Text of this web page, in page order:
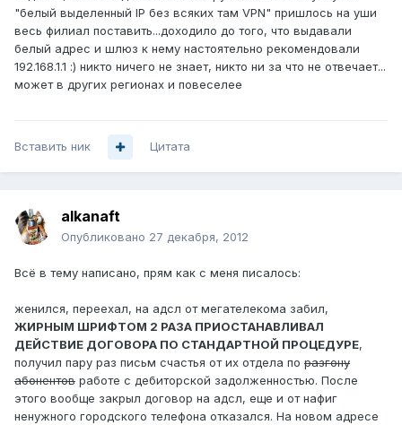
"белый выделенный IP без всяких там VPN" пришлось на уши
весь филиал поставить...доходило до того, что выдавали
белый адрес и шлюз к нему настоятельно рекомендовали
192.168.1.1 :) никто ничего не знает, никто ни за что не отвечает...
может в других регионах и повеселее
Вставить ник Цитата
alkanaft
Опубликовано 27 декабря, 2012
Всё в тему написано, прям как с меня писалось:
женился, переехал, на адсл от мегателекома забил,
ЖИРНЫМ ШРИФТОМ 2 РАЗА ПРИОСТАНАВЛИВАЛ
ДЕЙСТВИЕ ДОГОВОРА ПО СТАНДАРТНОЙ ПРОЦЕДУРЕ,
получил пару раз письм счастья от их отдела по разгону
абонентов работе с дебиторской задолженностью. После
этого вообще закрыл договор на адсл, еще и от нафиг
ненужного городского телефона отказался. На новом адресе